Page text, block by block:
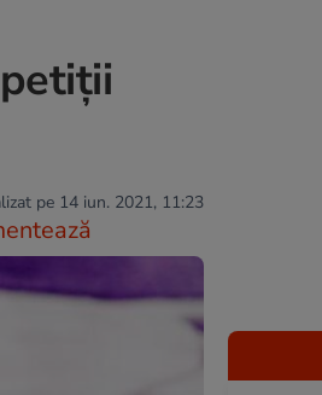
pe 14 iun. 2021, 11:23